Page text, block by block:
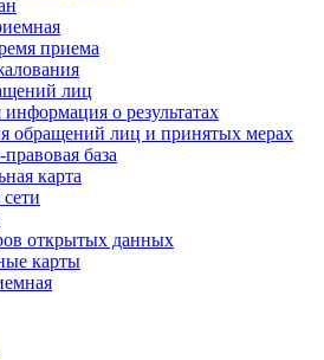
приема
лиц
о результатах
обращений лиц и принятых мерах
база
карта
открытых данных
карты